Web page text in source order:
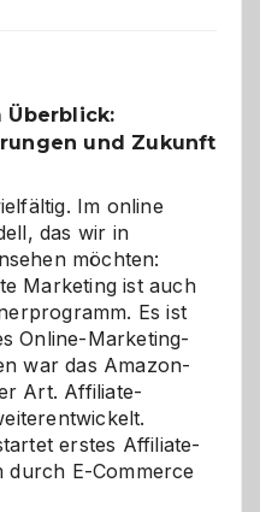
und Zukunft
Im online
das wir in
möchten:
Marketing ist auch
Es ist
Online-Marketing-
war das Amazon-
Art. Affiliate-
erstes Affiliate-
durch E-Commerce